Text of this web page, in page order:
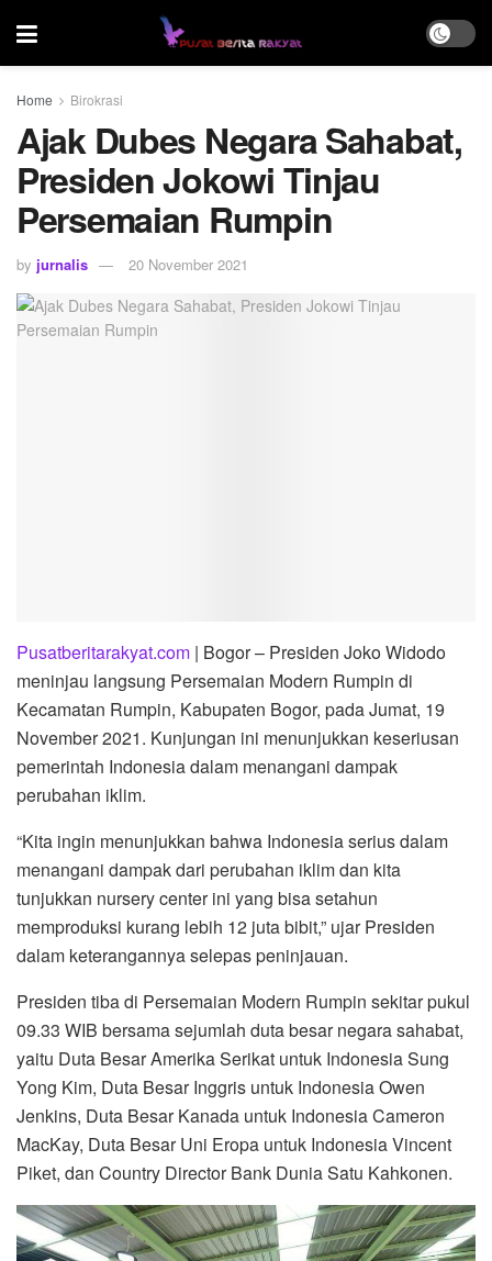
Home Birokrasi
Ajak Dubes Negara Sahabat,
Presiden Jokowi Tinjau
Persemaian Rumpin
by jurnalis 20 November 2021
Pusatberitarakyat.com | Bogor – Presiden Joko Widodo
meninjau langsung Persemaian Modern Rumpin di
Kecamatan Rumpin, Kabupaten Bogor, pada Jumat, 19
November 2021. Kunjungan ini menunjukkan keseriusan
pemerintah Indonesia dalam menangani dampak
perubahan iklim.
“Kita ingin menunjukkan bahwa Indonesia serius dalam
menangani dampak dari perubahan iklim dan kita
tunjukkan nursery center ini yang bisa setahun
memproduksi kurang lebih 12 juta bibit,” ujar Presiden
dalam keterangannya selepas peninjauan.
Presiden tiba di Persemaian Modern Rumpin sekitar pukul
09.33 WIB bersama sejumlah duta besar negara sahabat,
yaitu Duta Besar Amerika Serikat untuk Indonesia Sung
Yong Kim, Duta Besar Inggris untuk Indonesia Owen
Jenkins, Duta Besar Kanada untuk Indonesia Cameron
MacKay, Duta Besar Uni Eropa untuk Indonesia Vincent
Piket, dan Country Director Bank Dunia Satu Kahkonen.